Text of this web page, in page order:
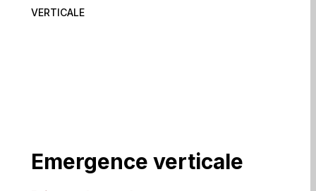
VERTICALE
Emergence verticale